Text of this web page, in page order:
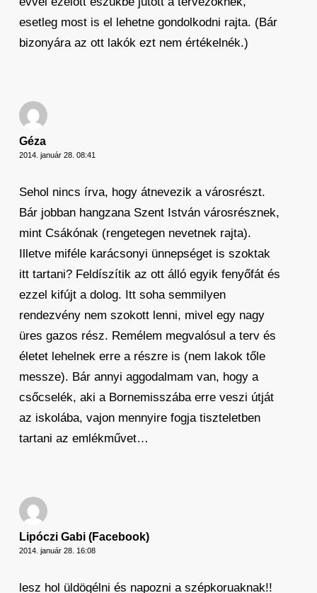
esetleg most is el lehetne gondolkodni rajta. (Bár
bizonyára az ott lakók ezt nem értékelnék.)
Géza
2014. január 28. 08:41
Sehol nincs írva, hogy átnevezik a városrészt.
Bár jobban hangzana Szent István városrésznek,
mint Csákónak (rengetegen nevetnek rajta).
Illetve miféle karácsonyi ünnepséget is szoktak
itt tartani? Feldíszítik az ott álló egyik fenyőfát és
ezzel kifújt a dolog. Itt soha semmilyen
rendezvény nem szokott lenni, mivel egy nagy
üres gazos rész. Remélem megvalósul a terv és
életet lehelnek erre a részre is (nem lakok tőle
messze). Bár annyi aggodalmam van, hogy a
csőcselék, aki a Bornemisszába erre veszi útját
az iskolába, vajon mennyire fogja tiszteletben
tartani az emlékművet…
Lipóczi Gabi (Facebook)
2014. január 28. 16:08
lesz hol üldögélni és napozni a szépkoruaknak!!